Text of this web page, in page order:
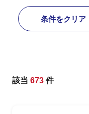
条件をクリア
該当 673 件